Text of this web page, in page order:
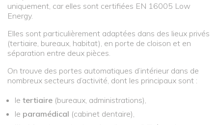
uniquement, car elles sont certifiées EN 16005 Low
Energy.
Elles sont particulièrement adaptées dans des lieux privés
(tertiaire, bureaux, habitat), en porte de cloison et en
séparation entre deux pièces.
On trouve des portes automatiques d’intérieur dans de
nombreux secteurs d’activité, dont les principaux sont :
le tertiaire (bureaux, administrations),
le paramédical (cabinet dentaire),